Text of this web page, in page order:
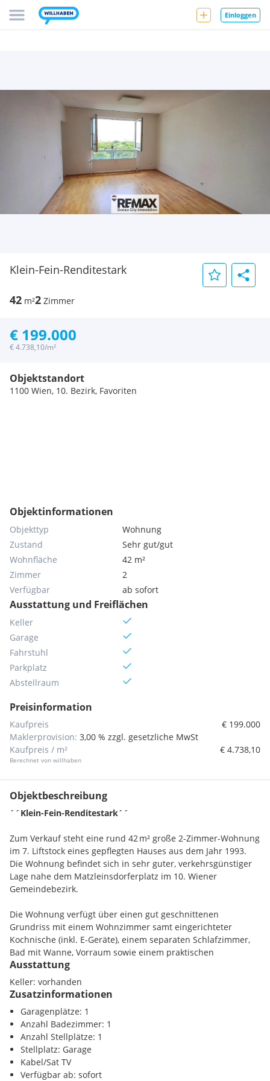
Einloggen
Klein-Fein-Renditestark
42 m²2 Zimmer
€ 199.000
€ 4.738,10/m²
Objektstandort
1100 Wien, 10. Bezirk, Favoriten
Objektinformationen
Objekttyp
Wohnung
Zustand
Sehr gut/gut
Wohnfläche
42 m²
Zimmer
2
Verfügbar
ab sofort
Ausstattung und Freiflächen
Keller
Garage
Fahrstuhl
Parkplatz
Abstellraum
Preisinformation
Kaufpreis
€ 199.000
Maklerprovision: 3,00 % zzgl. gesetzliche MwSt
Kaufpreis / m²
Berechnet von willhaben
€ 4.738,10
Objektbeschreibung
´´Klein-Fein-Renditestark´´
Zum Verkauf steht eine rund 42 m² große 2-Zimmer-Wohnung
im 7. Liftstock eines gepflegten Hauses aus dem Jahr 1993.
Die Wohnung befindet sich in sehr guter, verkehrsgünstiger
Lage nahe dem Matzleinsdorferplatz im 10. Wiener
Gemeindebezirk.
Die Wohnung verfügt über einen gut geschnittenen
Grundriss mit einem Wohnzimmer samt eingerichteter
Kochnische (inkl. E-Geräte), einem separaten Schlafzimmer,
Bad mit Wanne, Vorraum sowie einem praktischen
Abstellraum. Die Wohnräume sind mit Parkettböden
ausgestattet, die Nassräume sowie der Vorraum sind
verfliest. Kunststofffenster mit 2-fach Verglasung sorgen für
Durch die Lage im 7. Stock mit Lift bietet die Wohnung einen
weiten, unverbaubaren Ausblick über die Umgebung. Ein
Kellerabteil ist der Wohnung zugeordnet. Ein Garagenplatz
kann im Haus angemietet werden.
Ausstattung
Keller: vorhanden
Zusatzinformationen
Garagenplätze: 1
Anzahl Badezimmer: 1
Anzahl Stellplätze: 1
Stellplatz: Garage
Kabel/Sat TV
Verfügbar ab: sofort